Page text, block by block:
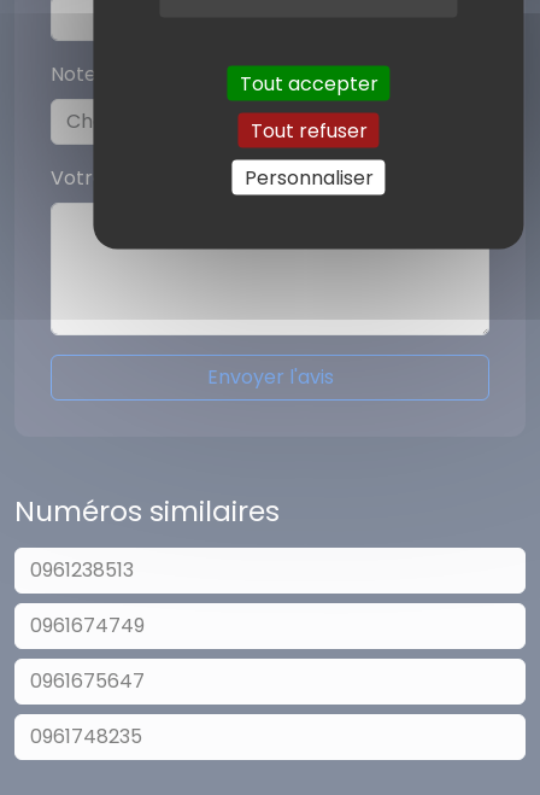
Tout accepter
Tout refuser
Personnaliser
Note (sur 5)
Votre commentaire
Envoyer l'avis
Numéros similaires
0961238513
0961674749
0961675647
0961748235